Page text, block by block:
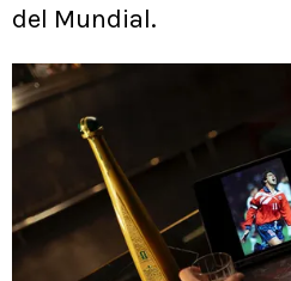
del Mundial.